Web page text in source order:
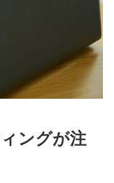
ングが注